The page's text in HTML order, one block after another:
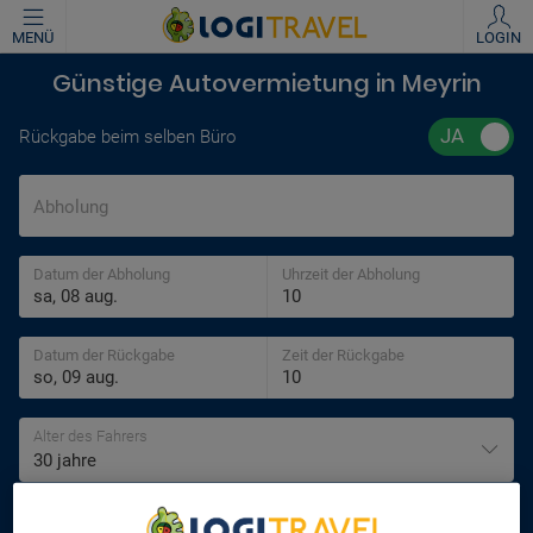
MENÜ LOGIN
Günstige Autovermietung in Meyrin
Rückgabe beim selben Büro
Abholung
Datum der Abholung Uhrzeit der Abholung
Datum der Rückgabe Zeit der Rückgabe
Alter des Fahrers
30 jahre